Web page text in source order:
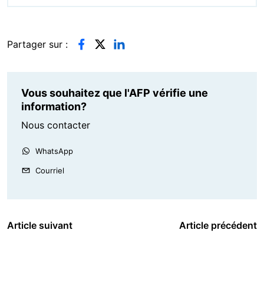
Partager sur :
Vous souhaitez que l'AFP vérifie une
information?
Nous contacter
WhatsApp
Courriel
Article suivant Article précédent